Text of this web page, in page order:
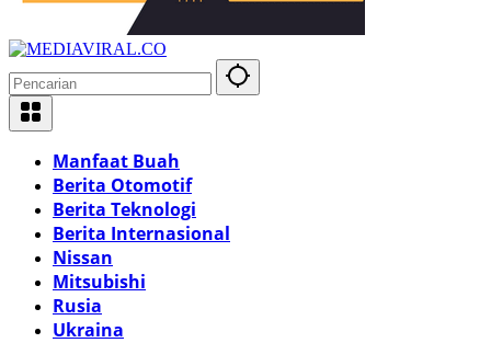
Manfaat Buah
Berita Otomotif
Berita Teknologi
Berita Internasional
Nissan
Mitsubishi
Rusia
Ukraina